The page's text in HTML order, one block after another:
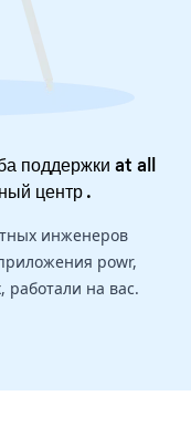
поддержки at all
центр.
инженеров
powr,
работали на вас.